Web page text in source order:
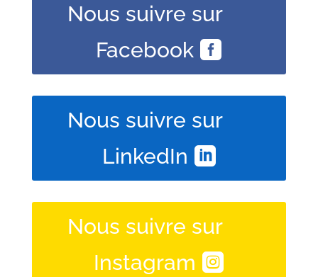
Nous suivre sur
Facebook
Nous suivre sur
LinkedIn
Nous suivre sur
Instagram